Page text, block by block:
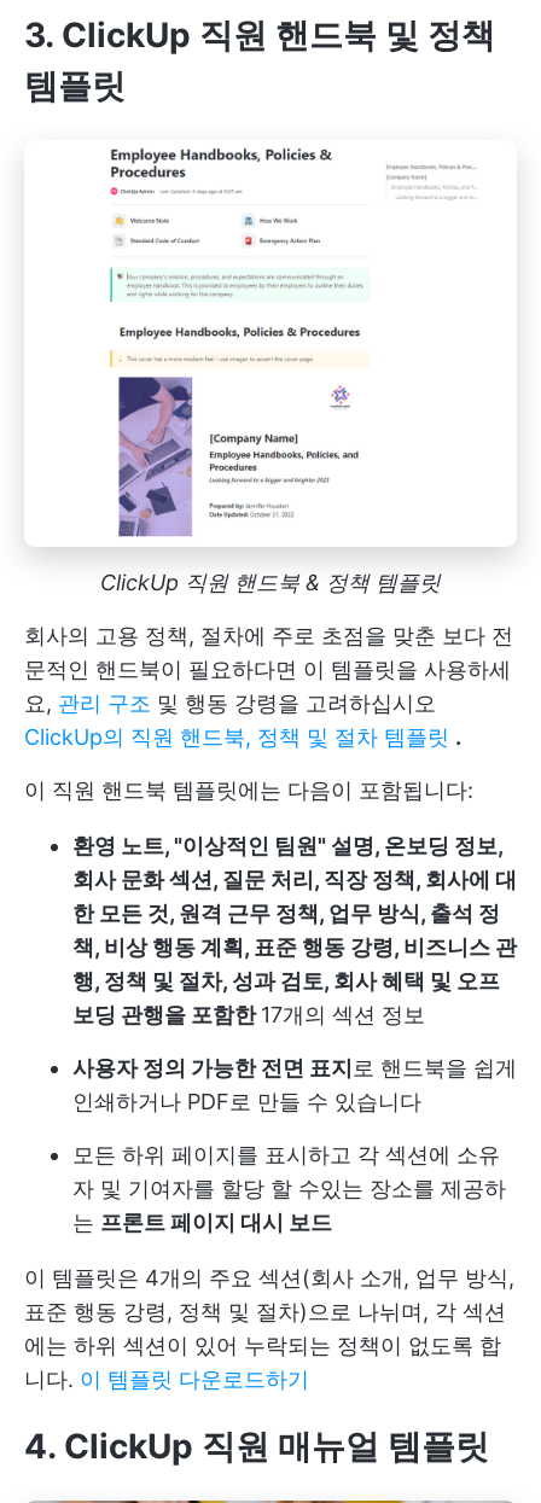
3. ClickUp 직원 핸드북 및 정책
템플릿
ClickUp 직원 핸드북 & 정책 템플릿
회사의 고용 정책, 절차에 주로 초점을 맞춘 보다 전
문적인 핸드북이 필요하다면 이 템플릿을 사용하세
요, 관리 구조 및 행동 강령을 고려하십시오
ClickUp의 직원 핸드북, 정책 및 절차 템플릿 .
이 직원 핸드북 템플릿에는 다음이 포함됩니다:
환영 노트, "이상적인 팀원" 설명, 온보딩 정보,
회사 문화 섹션, 질문 처리, 직장 정책, 회사에 대
한 모든 것, 원격 근무 정책, 업무 방식, 출석 정
책, 비상 행동 계획, 표준 행동 강령, 비즈니스 관
행, 정책 및 절차, 성과 검토, 회사 혜택 및 오프
보딩 관행을 포함한17개의 섹션 정보
사용자 정의 가능한 전면 표지 로 핸드북을 쉽게
인쇄하거나 PDF로 만들 수 있습니다
모든 하위 페이지를 표시하고 각 섹션에 소유
자 및 기여자를 할당 할 수있는 장소를 제공하
는 프론트 페이지 대시 보드
이 템플릿은 4개의 주요 섹션(회사 소개, 업무 방식,
표준 행동 강령, 정책 및 절차)으로 나뉘며, 각 섹션
에는 하위 섹션이 있어 누락되는 정책이 없도록 합
니다. 이 템플릿 다운로드하기
4. ClickUp 직원 매뉴얼 템플릿